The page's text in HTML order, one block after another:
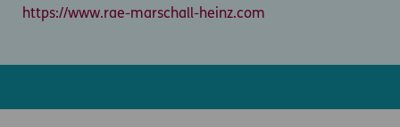
https://www.rae-marschall-heinz.com